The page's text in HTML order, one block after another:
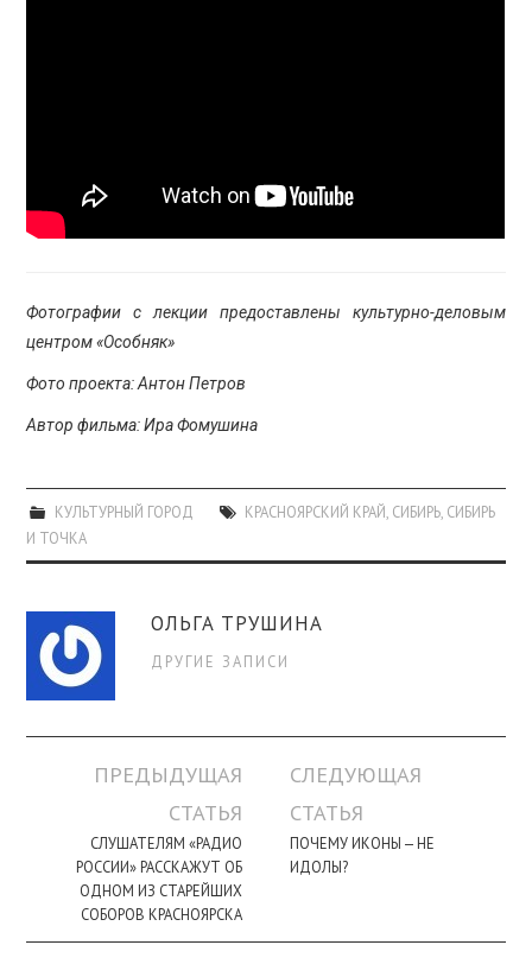
Фотографии с лекции предоставлены культурно-деловым
центром «Особняк»
Фото проекта: Антон Петров
Автор фильма: Ира Фомушина
КУЛЬТУРНЫЙ ГОРОД КРАСНОЯРСКИЙ КРАЙ СИБИРЬ, СИБИРЬ
И ТОЧКА
ОЛЬГА ТРУШИНА
ДРУГИЕ ЗАПИСИ
Навигация
записи
ПРЕДЫДУЩАЯ
СТАТЬЯ
СЛУШАТЕЛЯМ «РАДИО
РОССИИ» РАССКАЖУТ ОБ
ОДНОМ ИЗ СТАРЕЙШИХ
СОБОРОВ КРАСНОЯРСКА
СЛЕДУЮЩАЯ
СТАТЬЯ
ПОЧЕМУ ИКОНЫ — НЕ
ИДОЛЫ?